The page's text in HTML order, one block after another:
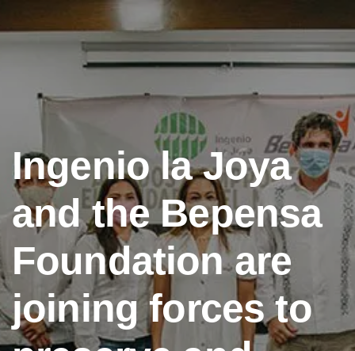
Ingenio la Joya
and the Bepensa
Foundation are
joining forces to